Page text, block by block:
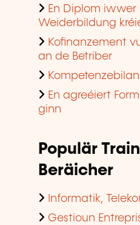
En Diplom
Weiderbildung
Kofinanzement
an de Betriber
Kompetenzebilan
En agreéiert
ginn
Populär
Beräicher
Informatik,
Gestioun